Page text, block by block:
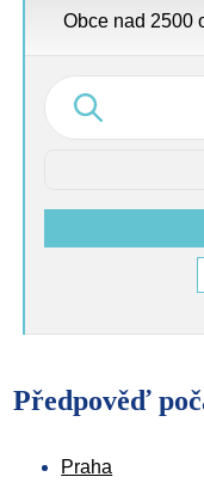
Obce nad 2500
Předpověď
Praha